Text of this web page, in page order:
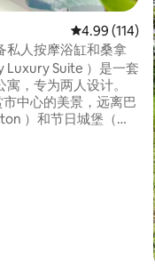
123 条评价平均评分
4.99 (114)
私人按摩浴缸和桑拿
Luxury Suite ）是一套
，专为两人设计。
中心的美景，远离巴
）和节日城堡（